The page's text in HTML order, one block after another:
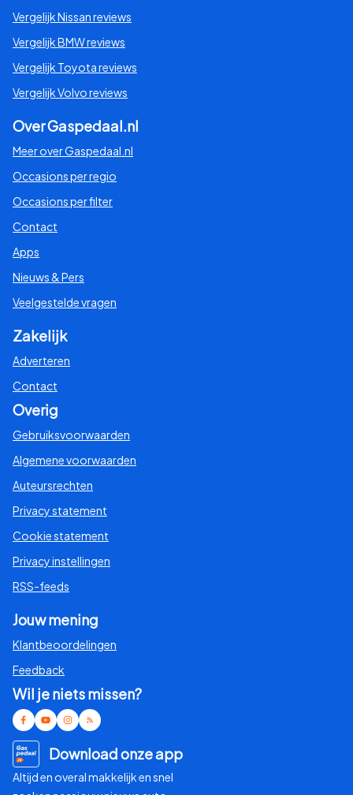
Vergelijk Nissan reviews
Vergelijk BMW reviews
Vergelijk Toyota reviews
Vergelijk Volvo reviews
Over Gaspedaal.nl
Meer over Gaspedaal.nl
Occasions per regio
Occasions per filter
Contact
Apps
Nieuws & Pers
Veelgestelde vragen
Zakelijk
Adverteren
Contact
Overig
Gebruiksvoorwaarden
Algemene voorwaarden
Auteursrechten
Privacy statement
Cookie statement
Privacy instellingen
RSS-feeds
Jouw mening
Klantbeoordelingen
Feedback
Wil je niets missen?
Download onze app
Altijd en overal makkelijk en snel